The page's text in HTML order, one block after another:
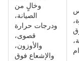
وخالٍ من
الصيانة،
ودرجات حرارة
قصوى،
والأوزون،
والإشعاع فوق